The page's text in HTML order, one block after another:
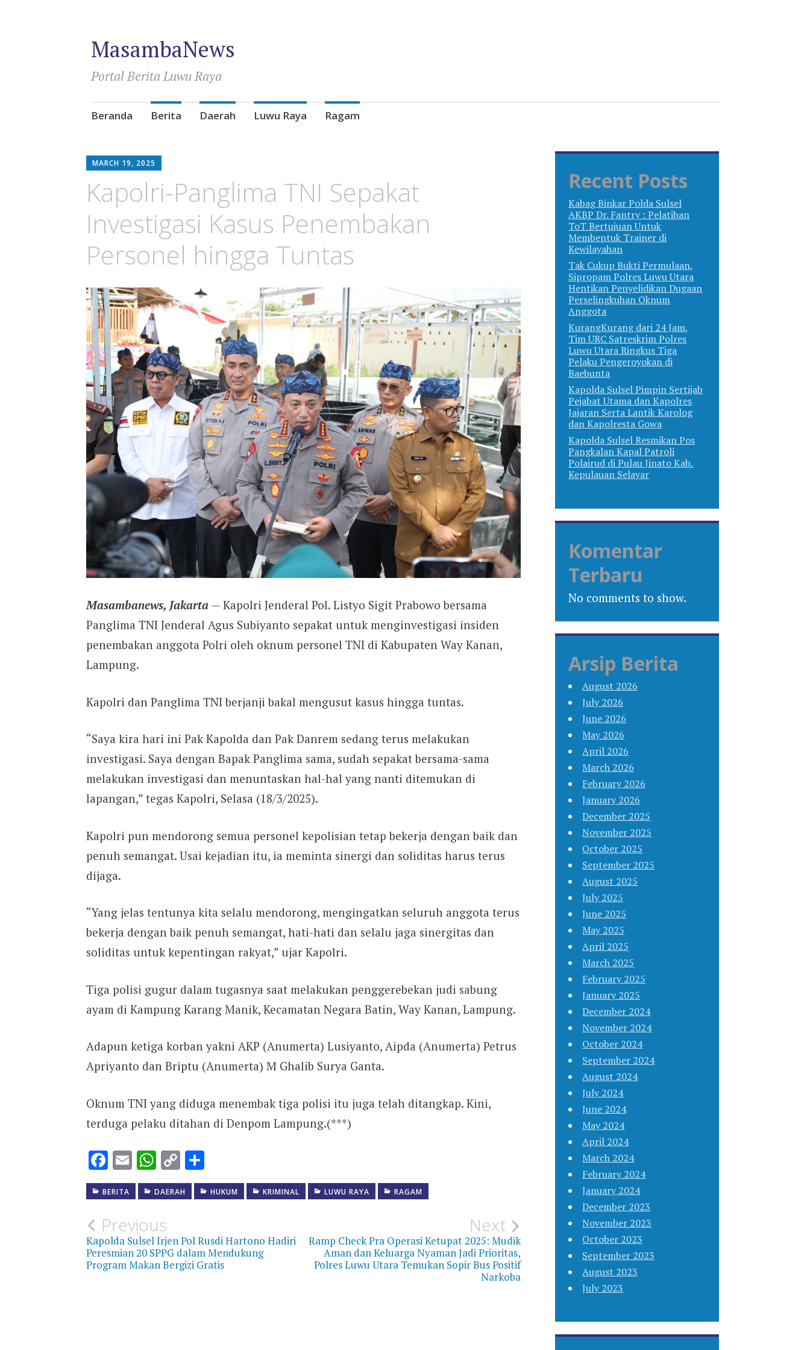
MasambaNews
Portal Berita Luwu Raya
Skip
Beranda Berita Daerah Luwu Raya Ragam
MARCH 19, 2025
Kapolri-Panglima TNI Sepakat
Investigasi Kasus Penembakan
Personel hingga Tuntas
Masambanews, Jakarta— Kapolri Jenderal Pol. Listyo Sigit Prabowo bersama
Panglima TNI Jenderal Agus Subiyanto sepakat untuk menginvestigasi insiden
penembakan anggota Polri oleh oknum personel TNI di Kabupaten Way Kanan,
Lampung.
Kapolri dan Panglima TNI berjanji bakal mengusut kasus hingga tuntas.
“Saya kira hari ini Pak Kapolda dan Pak Danrem sedang terus melakukan
investigasi. Saya dengan Bapak Panglima sama, sudah sepakat bersama-sama
melakukan investigasi dan menuntaskan hal-hal yang nanti ditemukan di
lapangan,” tegas Kapolri, Selasa (18/3/2025).
Kapolri pun mendorong semua personel kepolisian tetap bekerja dengan baik dan
penuh semangat. Usai kejadian itu, ia meminta sinergi dan soliditas harus terus
dijaga.
“Yang jelas tentunya kita selalu mendorong, mengingatkan seluruh anggota terus
bekerja dengan baik penuh semangat, hati-hati dan selalu jaga sinergitas dan
soliditas untuk kepentingan rakyat,” ujar Kapolri.
Tiga polisi gugur dalam tugasnya saat melakukan penggerebekan judi sabung
ayam di Kampung Karang Manik, Kecamatan Negara Batin, Way Kanan, Lampung.
Adapun ketiga korban yakni AKP (Anumerta) Lusiyanto, Aipda (Anumerta) Petrus
Apriyanto dan Briptu (Anumerta) M Ghalib Surya Ganta.
Oknum TNI yang diduga menembak tiga polisi itu juga telah ditangkap. Kini,
terduga pelaku ditahan di Denpom Lampung.(***)
Facebook
EmailWhatsApp
Copy
Link
Share
BERITA DAERAH HUKUM KRIMINAL LUWU RAYA RAGAM
Post
navigation
Previous
Kapolda Sulsel Irjen Pol Rusdi Hartono Hadiri
Peresmian 20 SPPG dalam Mendukung
Program Makan Bergizi Gratis
Next
Ramp Check Pra Operasi Ketupat 2025: Mudik
Aman dan Keluarga Nyaman Jadi Prioritas,
Polres Luwu Utara Temukan Sopir Bus Positif
Narkoba
Recent Posts
Kabag Binkar Polda Sulsel
AKBP Dr. Fantry : Pelatihan
ToT Bertujuan Untuk
Membentuk Trainer di
Kewilayahan
Tak Cukup Bukti Permulaan,
Sipropam Polres Luwu Utara
Hentikan Penyelidikan Dugaan
Perselingkuhan Oknum
Anggota
KurangKurang dari 24 Jam,
Tim URC Satreskrim Polres
Luwu Utara Ringkus Tiga
Pelaku Pengeroyokan di
Baebunta
Kapolda Sulsel Pimpin Sertijab
Pejabat Utama dan Kapolres
Jajaran Serta Lantik Karolog
dan Kapolresta Gowa
Kapolda Sulsel Resmikan Pos
Pangkalan Kapal Patroli
Polairud di Pulau Jinato Kab.
Kepulauan Selayar
Komentar
Terbaru
No comments to show.
Arsip Berita
August 2026
July 2026
June 2026
May 2026
April 2026
March 2026
February 2026
January 2026
December 2025
November 2025
October 2025
September 2025
August 2025
July 2025
June 2025
May 2025
April 2025
March 2025
February 2025
January 2025
December 2024
November 2024
October 2024
September 2024
August 2024
July 2024
June 2024
May 2024
April 2024
March 2024
February 2024
January 2024
December 2023
November 2023
October 2023
September 2023
August 2023
July 2023